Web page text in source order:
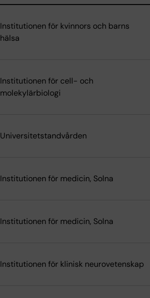
Institutionen för kvinnors och barns
hälsa
Institutionen för cell- och
molekylärbiologi
Universitetstandvården
Institutionen för medicin, Solna
Institutionen för medicin, Solna
Institutionen för klinisk neurovetenskap